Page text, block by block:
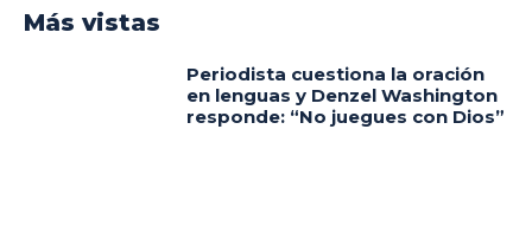
Más vistas
Periodista cuestiona la oración
en lenguas y Denzel Washington
responde: “No juegues con Dios”